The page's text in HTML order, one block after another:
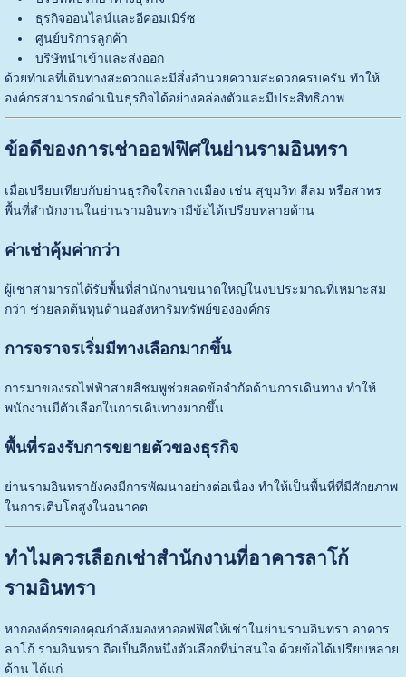
ธุรกิจออนไลน์และอีคอมเมิร์ซ
ศูนย์บริการลูกค้า
บริษัทนำเข้าและส่งออก
ด้วยทำเลที่เดินทางสะดวกและมีสิ่งอำนวยความสะดวกครบครัน ทำให้
องค์กรสามารถดำเนินธุรกิจได้อย่างคล่องตัวและมีประสิทธิภาพ
ข้อดีของการเช่าออฟฟิศในย่านรามอินทรา
เมื่อเปรียบเทียบกับย่านธุรกิจใจกลางเมือง เช่น สุขุมวิท สีลม หรือสาทร
พื้นที่สำนักงานในย่านรามอินทรามีข้อได้เปรียบหลายด้าน
ค่าเช่าคุ้มค่ากว่า
ผู้เช่าสามารถได้รับพื้นที่สำนักงานขนาดใหญ่ในงบประมาณที่เหมาะสม
กว่า ช่วยลดต้นทุนด้านอสังหาริมทรัพย์ขององค์กร
การจราจรเริ่มมีทางเลือกมากขึ้น
การมาของรถไฟฟ้าสายสีชมพูช่วยลดข้อจำกัดด้านการเดินทาง ทำให้
พนักงานมีตัวเลือกในการเดินทางมากขึ้น
พื้นที่รองรับการขยายตัวของธุรกิจ
ย่านรามอินทรายังคงมีการพัฒนาอย่างต่อเนื่อง ทำให้เป็นพื้นที่ที่มีศักยภาพ
ในการเติบโตสูงในอนาคต
ทำไมควรเลือกเช่าสำนักงานที่อาคารลาโก้
รามอินทรา
หากองค์กรของคุณกำลังมองหาออฟฟิศให้เช่าในย่านรามอินทรา อาคาร
ลาโก้ รามอินทรา ถือเป็นอีกหนึ่งตัวเลือกที่น่าสนใจ ด้วยข้อได้เปรียบหลาย
ด้าน ได้แก่